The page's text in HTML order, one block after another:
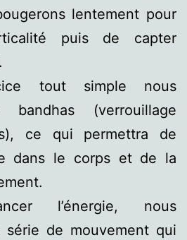
lentement pour
puis de capter
tout simple nous
bandhas (verrouillage
ce qui permettra de
dans le corps et de la
l’énergie, nous
série de mouvement qui